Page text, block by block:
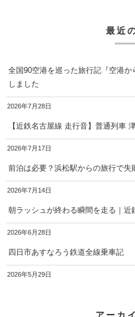
最近
全国90空港を巡った旅行記『空港
しました
2026年7月28日
【近鉄名古屋線 走行音】普通列
2026年7月17日
前泊は必要？浜松駅からの旅行で失
2026年7月14日
朝ラッシュが終わる瞬間を走る｜
2026年6月28日
四日市あすなろう鉄道全線乗車記
2026年5月29日
アーカ